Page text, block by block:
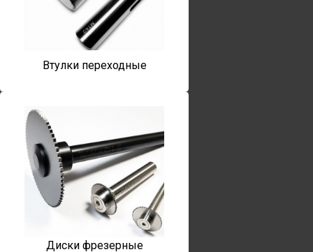
Втулки переходные
Диски фрезерные